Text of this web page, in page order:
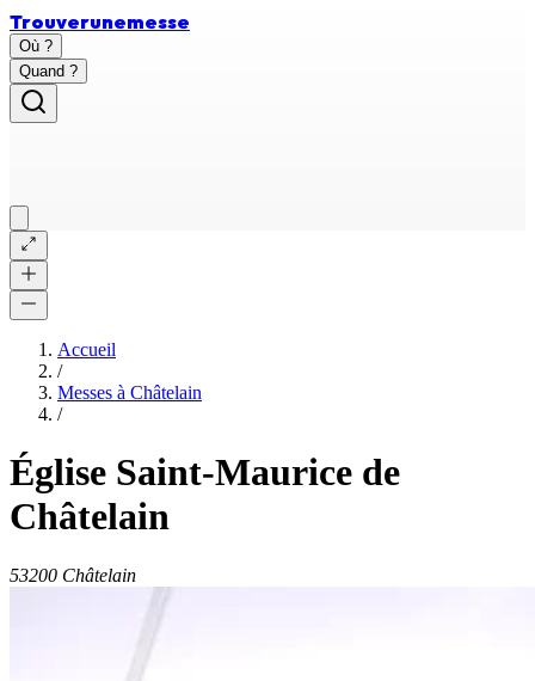
Trouverunemesse
Où ?
Quand ?
Accueil
/
Messes à Châtelain
/
Église Saint-Maurice de
Châtelain
53200 Châtelain